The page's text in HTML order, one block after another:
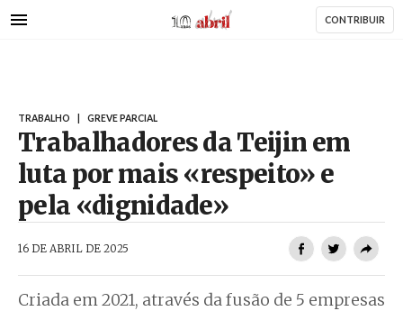
para
AbrilAbril CONTRIBUIR
TRABALHO GREVE PARCIAL
Trabalhadores da Teijin em
luta por mais «respeito» e
pela «dignidade»
16 DE ABRIL DE 2025
Criada em 2021, através da fusão de 5 empresas